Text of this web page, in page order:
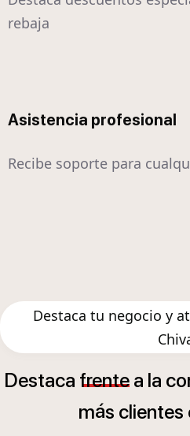
rebaja
Asistencia profesional
Recibe soporte para
Destaca tu negocio y
Destaca frente a la
más clientes